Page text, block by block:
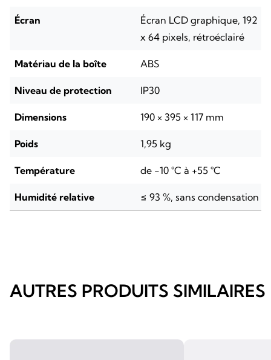
Écran
Écran LCD graphique, 192
x 64 pixels, rétroéclairé
Matériau de la boîte ABS
Niveau de protection IP30
Dimensions 190 × 395 × 117 mm
Poids 1,95 kg
Température de -10 °C à +55 °C
Humidité relative ≤ 93 %, sans condensation
AUTRES PRODUITS SIMILAIRES